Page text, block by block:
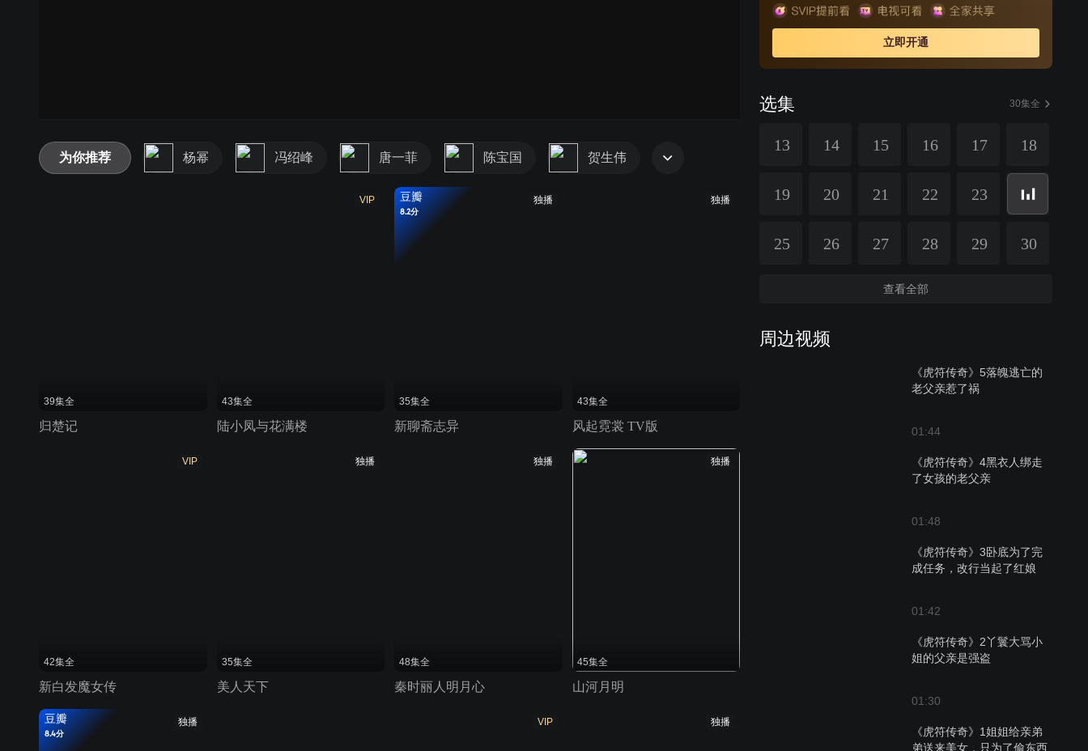
兵。关键时刻，如姬夫人窃出虎符营救赵国，自己却身陷
险境。平原君夫妇一直试图截取信陵君平生的心血兵法之
作《周公秘录》，念奴终为保护秘录而亡。历尽千辛万
苦，信陵君与如姬终于重逢，然而万没想到的是，他们爱
在血泊之中。
立即开通
选集 30集全
13 14 15 16 17 18
19 20 21 22 23
25 26 27 28 29 30
查看全部
周边视频
《虎符传奇》5落魄逃亡的
老父亲惹了祸
01:44
《虎符传奇》4黑衣人绑走
了女孩的老父亲
01:48
《虎符传奇》3卧底为了完
成任务，改行当起了红娘
01:42
《虎符传奇》2丫鬟大骂小
姐的父亲是强盗
01:30
《虎符传奇》1姐姐给亲弟
弟送来美女，只为了偷东西
为你推荐 杨幂 冯绍峰 唐一菲 陈宝国 贺生伟
39集全
归楚记
VIP
43集全
陆小凤与花满楼
独播
豆瓣
8.2分
35集全
新聊斋志异
独播
43集全
风起霓裳 TV版
VIP
42集全
新白发魔女传
独播
35集全
美人天下
独播
48集全
秦时丽人明月心
独播
45集全
山河月明
独播
豆瓣
8.4分
VIP 独播